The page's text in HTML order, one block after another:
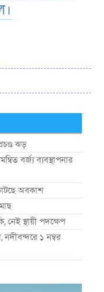
ঝড়
বর্জ্য ব্যবস্থাপনার
অবকাশ
নেই স্থায়ী পদক্ষেপ
নদীবন্দরে ১ নম্বর
আকাশও মেঘলা